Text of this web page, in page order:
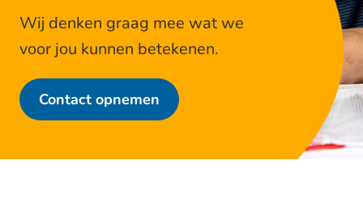
Wij denken graag mee wat we
voor jou kunnen betekenen.
Contact opnemen